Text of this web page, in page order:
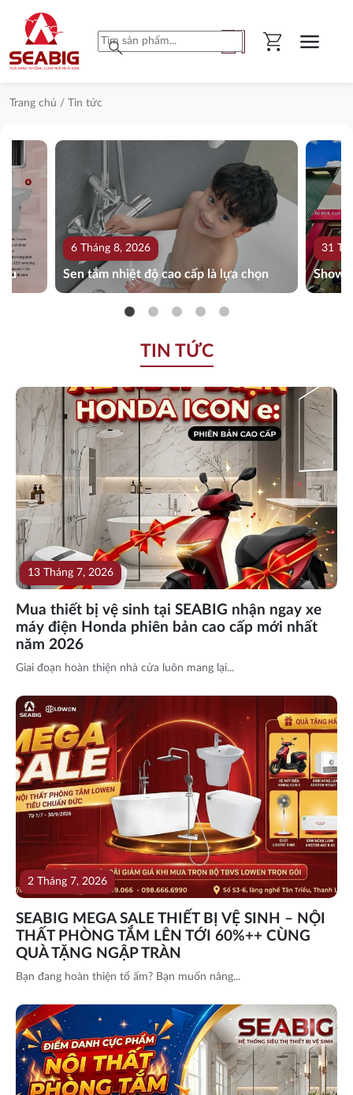
search shopping_cart menu
Trang chủ / Tin tức
6 Tháng 8, 2026
Sen tắm nhiệt độ cao cấp là lựa chọn
hoàn hảo của nhiều gia đình trẻ
31
mua
TIN TỨC
13 Tháng 7, 2026
Mua thiết bị vệ sinh tại SEABIG nhận ngay xe
máy điện Honda phiên bản cao cấp mới nhất
năm 2026
Giai đoạn hoàn thiện nhà cửa luôn mang lại...
2 Tháng 7, 2026
SEABIG MEGA SALE THIẾT BỊ VỆ SINH – NỘI
THẤT PHÒNG TẮM LÊN TỚI 60%++ CÙNG
QUÀ TẶNG NGẬP TRÀN
Bạn đang hoàn thiện tổ ấm? Bạn muốn nâng...